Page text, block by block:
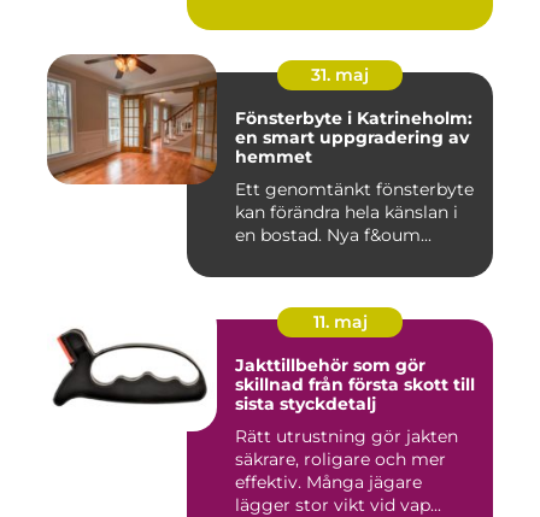
31. maj
Fönsterbyte i Katrineholm:
en smart uppgradering av
hemmet
Ett genomtänkt fönsterbyte
kan förändra hela känslan i
en bostad. Nya f&oum...
11. maj
Jakttillbehör som gör
skillnad från första skott till
sista styckdetalj
Rätt utrustning gör jakten
säkrare, roligare och mer
effektiv. Många jägare
lägger stor vikt vid vap...